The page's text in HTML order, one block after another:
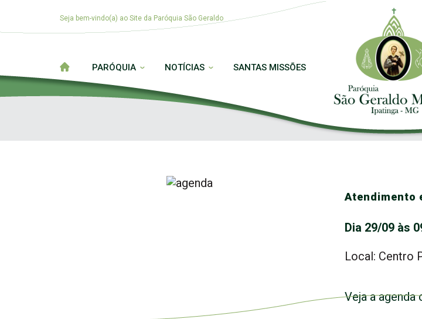
Seja bem-vindo(a) ao Site da Paróquia São Geraldo
PARÓQUIA NOTÍCIAS SANTAS MISSÕES
Atendimento
Dia 29/09 às
Local: Centro
Veja a agenda